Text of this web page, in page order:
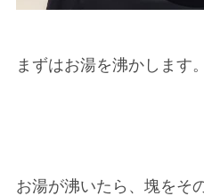
まずはお湯を沸かします。
お湯が沸いたら、塊をそ